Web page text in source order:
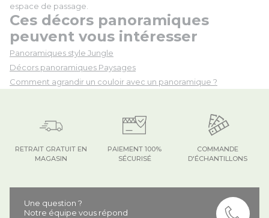
espace de passage.
Ces décors panoramiques
peuvent vous intéresser
Panoramiques style Jungle
Décors panoramiques Paysages
Comment agrandir un couloir avec un panoramique ?
COMMANDE
D'ÉCHANTILLONS
PAIEMENT 100%
SÉCURISÉ
RETRAIT GRATUIT EN
MAGASIN
Une question ?
Notre équipe vous répond